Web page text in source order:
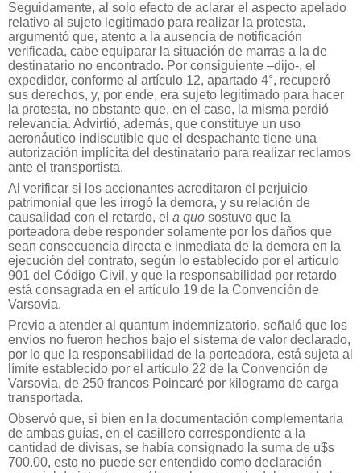
Seguidamente, al solo efecto de aclarar el aspecto apelado
relativo al sujeto legitimado para realizar la protesta,
argumentó que, atento a la ausencia de notificación
verificada, cabe equiparar la situación de marras a la de
destinatario no encontrado. Por consiguiente –dijo-, el
expedidor, conforme al artículo 12, apartado 4°, recuperó
sus derechos, y, por ende, era sujeto legitimado para hacer
la protesta, no obstante que, en el caso, la misma perdió
relevancia. Advirtió, además, que constituye un uso
aeronáutico indiscutible que el despachante tiene una
autorización implícita del destinatario para realizar reclamos
ante el transportista.
Al verificar si los accionantes acreditaron el perjuicio
patrimonial que les irrogó la demora, y su relación de
causalidad con el retardo, el a quo sostuvo que la
porteadora debe responder solamente por los daños que
sean consecuencia directa e inmediata de la demora en la
ejecución del contrato, según lo establecido por el artículo
901 del Código Civil, y que la responsabilidad por retardo
está consagrada en el artículo 19 de la Convención de
Varsovia.
Previo a atender al quantum indemnizatorio, señaló que los
envíos no fueron hechos bajo el sistema de valor declarado,
por lo que la responsabilidad de la porteadora, está sujeta al
límite establecido por el artículo 22 de la Convención de
Varsovia, de 250 francos Poincaré por kilogramo de carga
transportada.
Observó que, si bien en la documentación complementaria
de ambas guías, en el casillero correspondiente a la
cantidad de divisas, se había consignado la suma de u$s
700.00, esto no puede ser entendido como declaración